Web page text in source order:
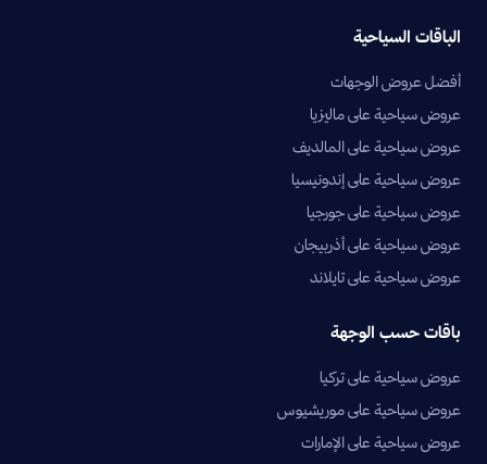
الباقات السياحية
أفضل عروض الوجهات
عروض سياحية على ماليزيا
عروض سياحية على المالديف
عروض سياحية على إندونيسيا
عروض سياحية على جورجيا
عروض سياحية على أذربيجان
عروض سياحية على تايلاند
باقات حسب الوجهة
عروض سياحية على تركيا
عروض سياحية على موريشيوس
عروض سياحية على الإمارات